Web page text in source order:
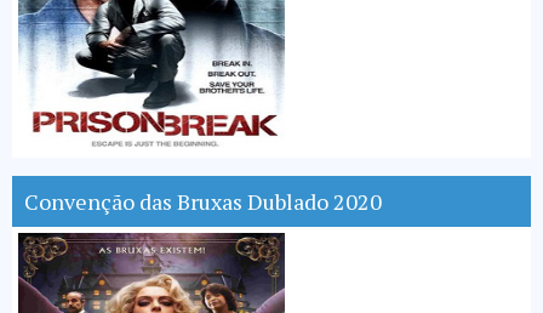
Convenção das Bruxas Dublado 2020